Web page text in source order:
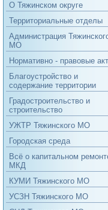
О Тяжинском округе
Территориальные отделы
Администрация
МО
Нормативно - правовые
Благоустройство и
содержание территории
Градостроительство и
строительство
УЖТР Тяжинского МО
Городская среда
Всё о капитальном
МКД
КУМИ Тяжинского МО
УСЗН Тяжинского МО